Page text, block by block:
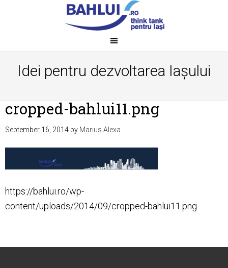
Idei pentru dezvoltarea Iașului
cropped-bahlui11.png
September 16, 2014 by Marius Alexa
https://bahlui.ro/wp-
content/uploads/2014/09/cropped-bahlui11.png